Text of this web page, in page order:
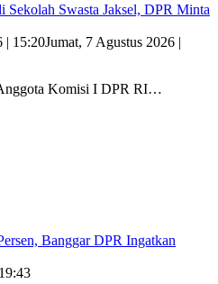
Sekolah Swasta Jaksel, DPR Minta
| 15:20Jumat, 7 Agustus 2026 |
Komisi I DPR RI…
Banggar DPR Ingatkan